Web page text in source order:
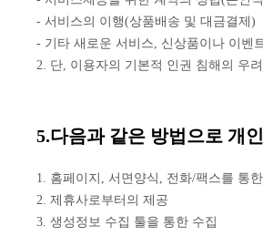
- 서비스의 이행(상품배송 및 대금결제)
- 기타 새로운 서비스, 신상품이나 이벤
2. 단, 이용자의 기본적 인권 침해의 우
5.다음과 같은 방법으로 개
1. 홈페이지, 서면양식, 전화/팩스를 통
2. 제휴사로부터의 제공
3. 생성정보 수집 툴을 통한 수집